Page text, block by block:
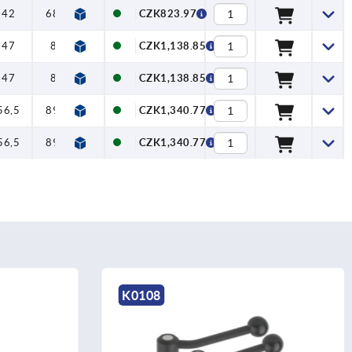
42 68,5 57,5 24
CZK823.97
47 81 26
CZK1,138.85
47 81 26
CZK1,138.85
89,5 76,5 36
CZK1,340.77
89,5 76,5 36
CZK1,340.77